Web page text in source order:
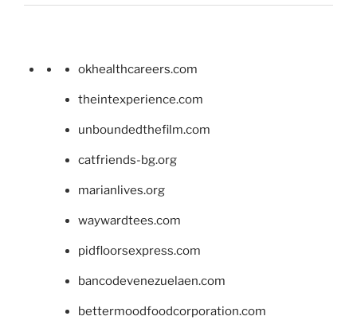
okhealthcareers.com
theintexperience.com
unboundedthefilm.com
catfriends-bg.org
marianlives.org
waywardtees.com
pidfloorsexpress.com
bancodevenezuelaen.com
bettermoodfoodcorporation.com